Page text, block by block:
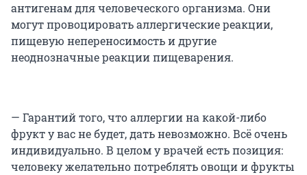
антигенам для человеческого организма. Они
могут провоцировать аллергические реакции,
пищевую непереносимость и другие
неоднозначные реакции пищеварения.
— Гарантий того, что аллергии на какой-либо
фрукт у вас не будет, дать невозможно. Всё очень
индивидуально. В целом у врачей есть позиция:
человеку желательно потреблять овощи и фрукты